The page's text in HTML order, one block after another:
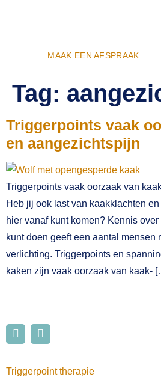
MAAK EEN AFSPRAAK
Tag:
Triggerpoints vaak
en aangezichtspijn
Triggerpoints vaak oorzaak van
Heb jij ook last van kaakklachten
hier vanaf kunt komen? Kennis
kunt doen geeft een aantal mensen
verlichting. Triggerpoints en
kaken zijn vaak oorzaak van kaak-
Triggerpoint therapie